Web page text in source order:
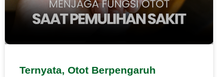
Ternyata, Otot Berpengaruh